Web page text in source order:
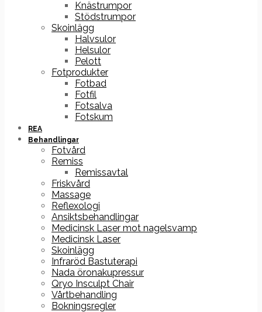
Knästrumpor
Stödstrumpor
Skoinlägg
Halvsulor
Helsulor
Pelott
Fotprodukter
Fotbad
Fotfil
Fotsalva
Fotskum
REA
Behandlingar
Fotvård
Remiss
Remissavtal
Friskvård
Massage
Reflexologi
Ansiktsbehandlingar
Medicinsk Laser mot nagelsvamp
Medicinsk Laser
Skoinlägg
Infraröd Bastuterapi
Nada öronakupressur
Qryo Insculpt Chair
Vårtbehandling
Bokningsregler